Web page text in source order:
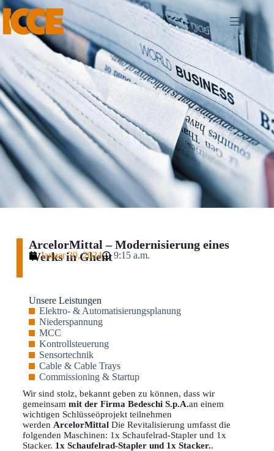
ArcelorMittal – Modernisierung eines
Werks in Ghent
Januar 30, 2024 9:15 a.m.
Wir sind stolz, bekannt geben zu können, dass wir
gemeinsam mit der Firma Bedeschi S.p.A.an einem
wichtigen Schlüsseöprojekt teilnehmen
werden ArcelorMittal Die Revitalisierung umfasst die
folgenden Maschinen: 1x Schaufelrad-Stapler und 1x
Stacker. 1x Schaufelrad-Stapler und 1x Stacker..
Unsere Leistungen
Elektro- & Automatisierungsplanung
Niederspannung
MCC
Kontrollsteuerung
Sensortechnik
Cable & Cable Trays
Commissioning & Startup